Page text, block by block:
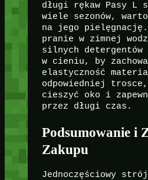
długi rękaw Pasy L
wiele sezonów,
na jego
pranie w zimnej
silnych detergentów
w cieniu, by
elastyczność
odpowiedniej
cieszyć oko i
przez długi czas.
Podsumowanie i
Zakupu
Jednoczęściowy